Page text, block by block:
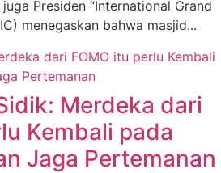
Presiden “International Grand
menegaskan bahwa masjid...
Merdeka dari
Kembali pada
Jaga Pertemanan